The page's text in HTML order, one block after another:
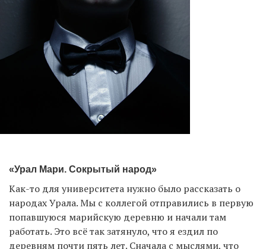
«Урал Мари. Сокрытый народ»
Как-то для университета нужно было рассказать о
народах Урала. Мы с коллегой отправились в первую
попавшуюся марийскую деревню и начали там
работать. Это всё так затянуло, что я ездил по
деревням почти пять лет. Сначала с мыслями, что